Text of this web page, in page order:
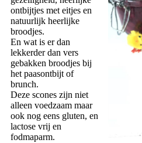
ontbijtjes met eitjes en
natuurlijk heerlijke
broodjes.
En wat is er dan
lekkerder dan vers
gebakken broodjes bij
het paasontbijt of
brunch.
Deze scones zijn niet
alleen voedzaam maar
ook nog eens gluten, en
lactose vrij en
fodmaparm.